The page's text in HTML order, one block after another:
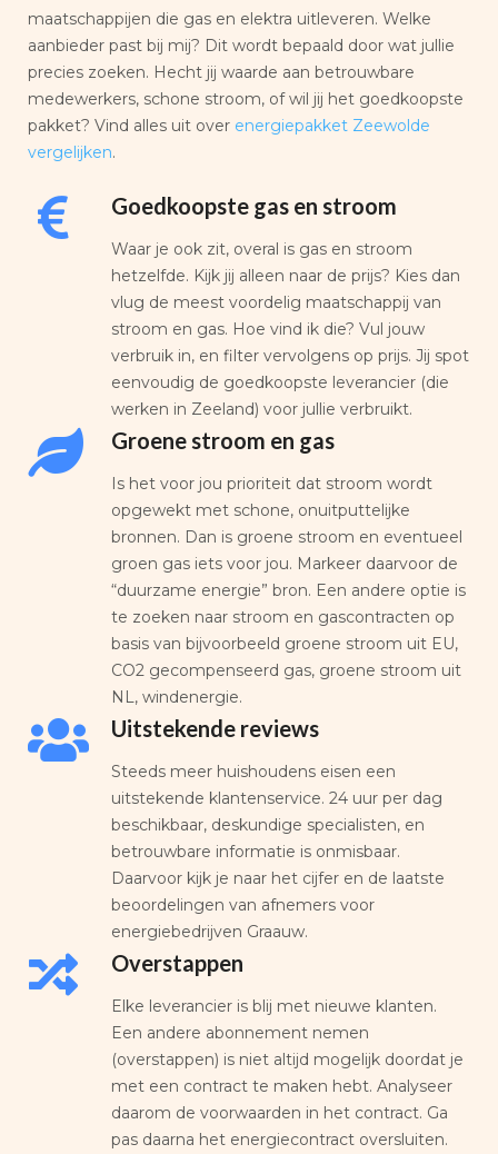
maatschappijen die gas en elektra uitleveren. Welke
aanbieder past bij mij? Dit wordt bepaald door wat jullie
precies zoeken. Hecht jij waarde aan betrouwbare
medewerkers, schone stroom, of wil jij het goedkoopste
pakket? Vind alles uit over energiepakket Zeewolde
vergelijken.
Goedkoopste gas en stroom
Waar je ook zit, overal is gas en stroom
hetzelfde. Kijk jij alleen naar de prijs? Kies dan
vlug de meest voordelig maatschappij van
stroom en gas. Hoe vind ik die? Vul jouw
verbruik in, en filter vervolgens op prijs. Jij spot
eenvoudig de goedkoopste leverancier (die
werken in Zeeland) voor jullie verbruikt.
Groene stroom en gas
Is het voor jou prioriteit dat stroom wordt
opgewekt met schone, onuitputtelijke
bronnen. Dan is groene stroom en eventueel
groen gas iets voor jou. Markeer daarvoor de
“duurzame energie” bron. Een andere optie is
te zoeken naar stroom en gascontracten op
basis van bijvoorbeeld groene stroom uit EU,
CO2 gecompenseerd gas, groene stroom uit
NL, windenergie.
Uitstekende reviews
Steeds meer huishoudens eisen een
uitstekende klantenservice. 24 uur per dag
beschikbaar, deskundige specialisten, en
betrouwbare informatie is onmisbaar.
Daarvoor kijk je naar het cijfer en de laatste
beoordelingen van afnemers voor
energiebedrijven Graauw.
Overstappen
Elke leverancier is blij met nieuwe klanten.
Een andere abonnement nemen
(overstappen) is niet altijd mogelijk doordat je
met een contract te maken hebt. Analyseer
daarom de voorwaarden in het contract. Ga
pas daarna het energiecontract oversluiten.